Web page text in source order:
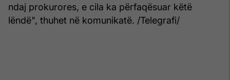
ndaj prokurores, e cila ka përfaqësuar këtë
lëndë", thuhet në komunikatë. /Telegrafi/